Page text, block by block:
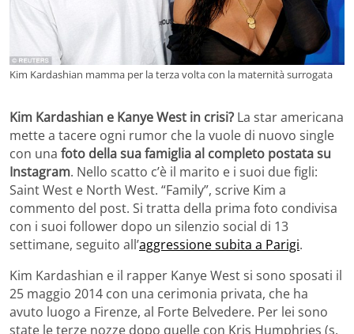
Kim Kardashian mamma per la terza volta con la maternità surrogata
Kim Kardashian e Kanye West in crisi? La star americana
mette a tacere ogni rumor che la vuole di nuovo single
con una foto della sua famiglia al completo postata su
Instagram. Nello scatto c’è il marito e i suoi due figli:
Saint West e North West. “Family”, scrive Kim a
commento del post. Si tratta della prima foto condivisa
con i suoi follower dopo un silenzio social di 13
settimane, seguito all’aggressione subita a Parigi.
Kim Kardashian e il rapper Kanye West si sono sposati il
25 maggio 2014 con una cerimonia privata, che ha
avuto luogo a Firenze, al Forte Belvedere. Per lei sono
state le terze nozze dopo quelle con Kris Humphries (s.